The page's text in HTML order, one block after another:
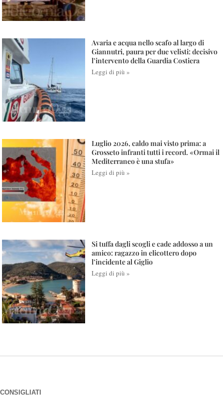
Avaria e acqua nello scafo al largo di
Giannutri, paura per due velisti: decisivo
l’intervento della Guardia Costiera
Leggi di più »
Luglio 2026, caldo mai visto prima: a
Grosseto infranti tutti i record. «Ormai il
Mediterraneo è una stufa»
Leggi di più »
Si tuffa dagli scogli e cade addosso a un
amico: ragazzo in elicottero dopo
l’incidente al Giglio
Leggi di più »
CONSIGLIATI